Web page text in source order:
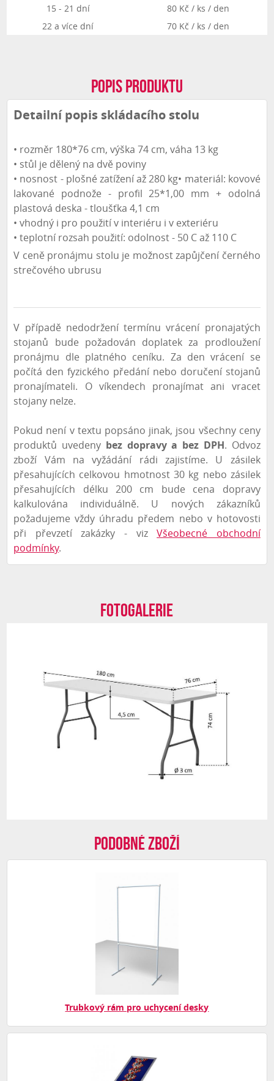
Pokračovat
Firma:
popisné:
Město:
PSČ:
Země:
IČO:
Jiná než fakturační
Kontaktní informace
Kontaktní
osoba
E-mail
Telefonní
číslo
Web
Kontakt pro doručení
Jiný než fakturační
Zpět Odeslat poptávku
15 - 21 dní
80 Kč / ks / den
22 a více dní
70 Kč / ks / den
Popis produktu
Detailní popis skládacího stolu
• rozměr 180*76 cm, výška 74 cm, váha 13 kg
• stůl je dělený na dvě poviny
• nosnost - plošné zatížení až 280 kg• materiál: kovové
lakované podnože - profil 25*1,00 mm + odolná
plastová deska - tloušťka 4,1 cm
• vhodný i pro použití v interiéru i v exteriéru
• teplotní rozsah použití: odolnost - 50 C až 110 C
V ceně pronájmu stolu je možnost zapůjčení černého
strečového ubrusu
V případě nedodržení termínu vrácení pronajatých
stojanů bude požadován doplatek za prodloužení
pronájmu dle platného ceníku. Za den vrácení se
počítá den fyzického předání nebo doručení stojanů
pronajímateli. O víkendech pronajímat ani vracet
stojany nelze.
Pokud není v textu popsáno jinak, jsou všechny ceny
produktů uvedeny bez dopravy a bez DPH. Odvoz
zboží Vám na vyžádání rádi zajistíme. U zásilek
přesahujících celkovou hmotnost 30 kg nebo zásilek
přesahujících délku 200 cm bude cena dopravy
kalkulována individuálně. U nových zákazníků
požadujeme vždy úhradu předem nebo v hotovosti
při převzetí zakázky - vizVšeobecné obchodní
podmínky.
Fotogalerie
Podobné zboží
Trubkový rám pro uchycení desky